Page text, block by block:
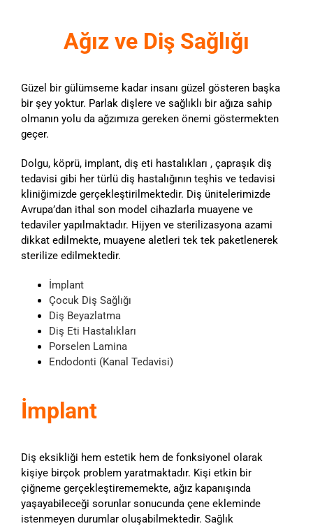
Ağız ve Diş Sağlığı
Güzel bir gülümseme kadar insanı güzel gösteren başka
bir şey yoktur. Parlak dişlere ve sağlıklı bir ağıza sahip
olmanın yolu da ağzımıza gereken önemi göstermekten
geçer.
Dolgu, köprü, implant, diş eti hastalıkları , çapraşık diş
tedavisi gibi her türlü diş hastalığının teşhis ve tedavisi
kliniğimizde gerçekleştirilmektedir. Diş ünitelerimizde
Avrupa’dan ithal son model cihazlarla muayene ve
tedaviler yapılmaktadır. Hijyen ve sterilizasyona azami
dikkat edilmekte, muayene aletleri tek tek paketlenerek
sterilize edilmektedir.
İmplant
Çocuk Diş Sağlığı
Diş Beyazlatma
Diş Eti Hastalıkları
Porselen Lamina
Endodonti (Kanal Tedavisi)
İmplant
Diş eksikliği hem estetik hem de fonksiyonel olarak
kişiye birçok problem yaratmaktadır. Kişi etkin bir
çiğneme gerçekleştirememekte, ağız kapanışında
yaşayabileceği sorunlar sonucunda çene ekleminde
istenmeyen durumlar oluşabilmektedir. Sağlık